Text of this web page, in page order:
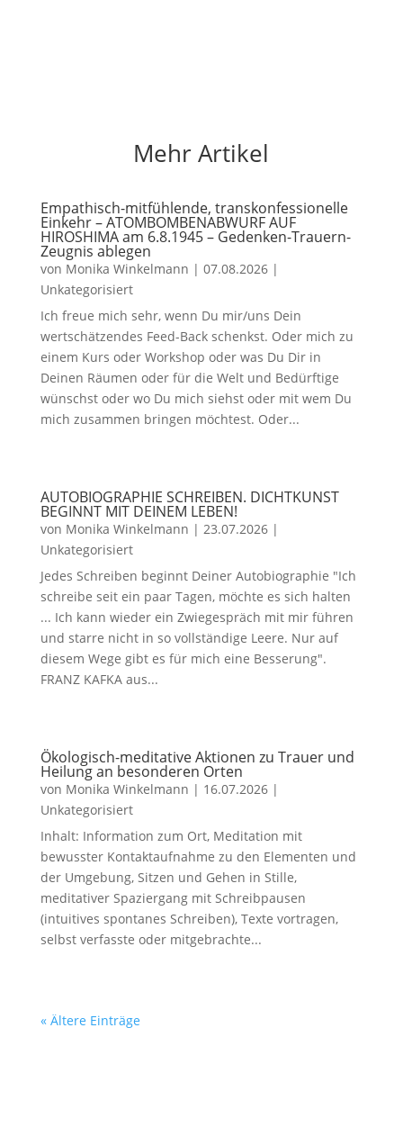
Mehr Artikel
Empathisch-mitfühlende, transkonfessionelle
Einkehr – ATOMBOMBENABWURF AUF
HIROSHIMA am 6.8.1945 – Gedenken-Trauern-
Zeugnis ablegen
von Monika Winkelmann | 07.08.2026|
Unkategorisiert
Ich freue mich sehr, wenn Du mir/uns Dein
wertschätzendes Feed-Back schenkst. Oder mich zu
einem Kurs oder Workshop oder was Du Dir in
Deinen Räumen oder für die Welt und Bedürftige
wünschst oder wo Du mich siehst oder mit wem Du
mich zusammen bringen möchtest. Oder...
AUTOBIOGRAPHIE SCHREIBEN. DICHTKUNST
BEGINNT MIT DEINEM LEBEN!
von Monika Winkelmann | 23.07.2026|
Unkategorisiert
Jedes Schreiben beginnt Deiner Autobiographie "Ich
schreibe seit ein paar Tagen, möchte es sich halten
... Ich kann wieder ein Zwiegespräch mit mir führen
und starre nicht in so vollständige Leere. Nur auf
diesem Wege gibt es für mich eine Besserung".
FRANZ KAFKA aus...
Ökologisch-meditative Aktionen zu Trauer und
Heilung an besonderen Orten
von Monika Winkelmann | 16.07.2026|
Unkategorisiert
Inhalt: Information zum Ort, Meditation mit
bewusster Kontaktaufnahme zu den Elementen und
der Umgebung, Sitzen und Gehen in Stille,
meditativer Spaziergang mit Schreibpausen
(intuitives spontanes Schreiben), Texte vortragen,
selbst verfasste oder mitgebrachte...
« Ältere Einträge